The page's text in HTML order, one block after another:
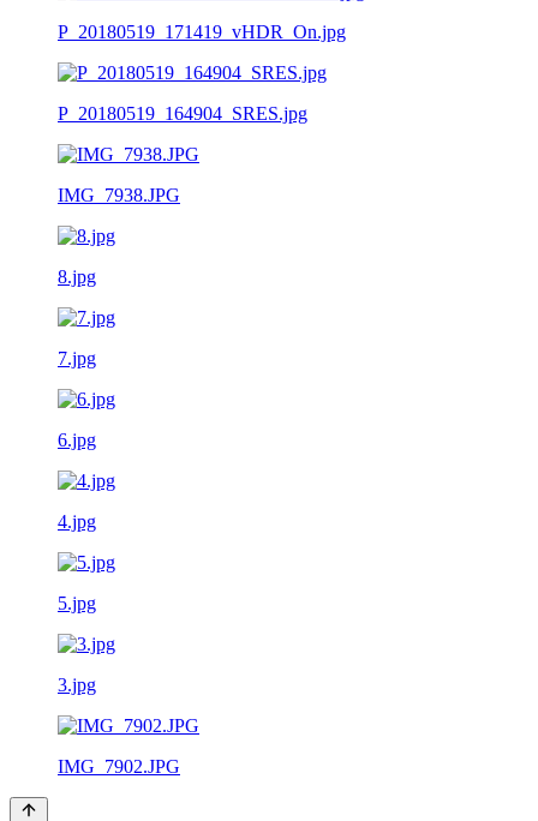
P_20180519_171419_vHDR_On.jpg
P_20180519_164904_SRES.jpg
IMG_7938.JPG
8.jpg
7.jpg
6.jpg
4.jpg
5.jpg
3.jpg
IMG_7902.JPG